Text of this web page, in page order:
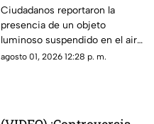
luz de extraña forma
que asemeja un OVNI
Ciudadanos reportaron la
presencia de un objeto
luminoso suspendido en el aire
que no coincidía con drones ni
agosto 01, 2026 12:28 p. m.